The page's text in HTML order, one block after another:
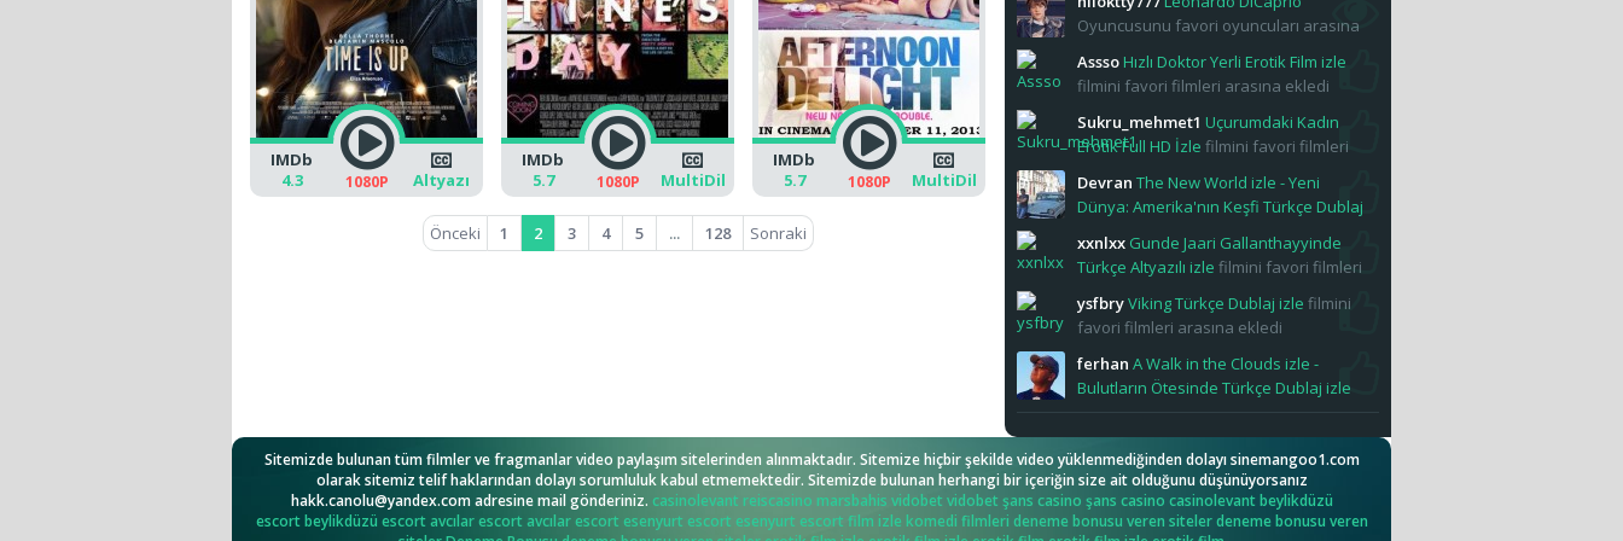
IMDb
4.3
1080P Altyazı
IMDb
5.7
1080P MultiDil
IMDb
5.7
1080P MultiDil
Önceki 1 2 3 4 5 ... 128 Sonraki
Oyuncusunu favori oyuncuları arasına
ekledi
Assso Hızlı Doktor Yerli Erotik Film izle
filmini favori filmleri arasına ekledi
Sukru_mehmet1 Uçurumdaki Kadın
Erotik Full HD İzle filmini favori filmleri
arasına ekledi
Devran The New World izle - Yeni
Dünya: Amerika'nın Keşfi Türkçe Dublaj
izle
xxnlxx Gunde Jaari Gallanthayyinde
Türkçe Altyazılı izle filmini favori filmleri
arasına ekledi
ysfbryViking Türkçe Dublaj izle filmini
favori filmleri arasına ekledi
ferhan A Walk in the Clouds izle -
Bulutların Ötesinde Türkçe Dublaj izle
Sitemizde bulunan tüm filmler ve fragmanlar video paylaşım sitelerinden alınmaktadır. Sitemize hiçbir şekilde video yüklenmediğinden dolayı sinemangoo1.com
olarak sitemiz telif haklarından dolayı sorumluluk kabul etmemektedir. Sitemizde bulunan herhangi bir içeriğin size ait olduğunu düşünüyorsanız
hakk.canolu@yandex.comadresine mail gönderiniz. casinolevant reiscasino marsbahis vidobet vidobet şans casino şans casino casinolevant beylikdüzü
escort beylikdüzü escort avcılar escort avcılar escort esenyurt escort esenyurt escort film izle komedi filmleri deneme bonusu veren siteler deneme bonusu veren